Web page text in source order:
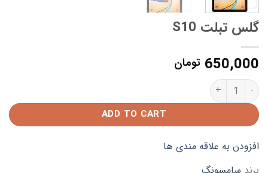
گلس تبلت S10
650,000 تومان
گلس تبلت S10 quantity
ADD TO CART
افزودن به علاقه مندی ها